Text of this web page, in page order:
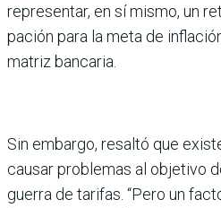
representar, en sí mismo, un
pación para la meta de
matriz bancaria.
Sin embargo, resaltó que
causar problemas al objetivo
guerra de tarifas. “Pero un